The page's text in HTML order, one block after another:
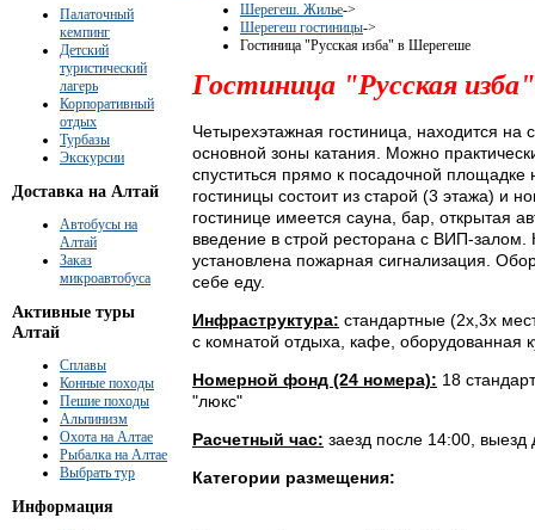
Палаточный
кемпинг
Детский
туристический
лагерь
Корпоративный
отдых
Турбазы
Экскурсии
Доставка на Алтай
Автобусы на
Алтай
Заказ
микроавтобуса
Активные туры
Алтай
Сплавы
Конные походы
Пешие походы
Альпинизм
Охота на Алтае
Рыбалка на Алтае
Выбрать тур
Информация
Шерегеш. Жилье->
Шерегеш гостиницы->
Гостиница "Русская изба" в Шерегеше
Гостиница "Русская изба"
Четырехэтажная гостиница, находится на
основной зоны катания. Можно
спуститься прямо к посадочной
гостиницы состоит из старой (3 этажа) и
гостинице имеется сауна, бар, открытая
введение в строй ресторана с ВИП-
установлена пожарная сигнализация.
себе еду.
Инфраструктура: стандартные (2х,3х
с комнатой отдыха, кафе, оборудованная
Номерной фонд (24 номера): 18
"люкс"
Расчетный час: заезд после 14:00, выезд
Категории размещения: